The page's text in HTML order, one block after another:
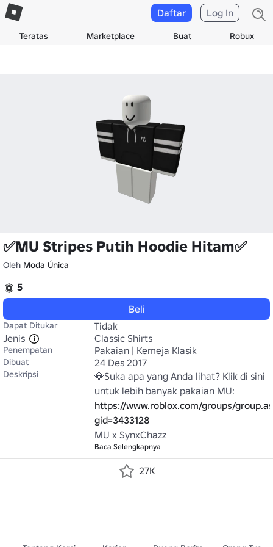
Teratas Marketplace Buat Robux
Daftar Log In
✅MU Stripes Putih Hoodie Hitam✅
Oleh Moda Única
5
Beli
Dapat Ditukar
Tidak
Jenis
Classic Shirts
Penempatan Pakaian | Kemeja Klasik
Dibuat 24 Des 2017
Deskripsi
💎Suka apa yang Anda lihat? Klik di sini
https://www.roblox.com/groups/
gid=3433128
MU x SynxChazz
Baca Selengkapnya
27K